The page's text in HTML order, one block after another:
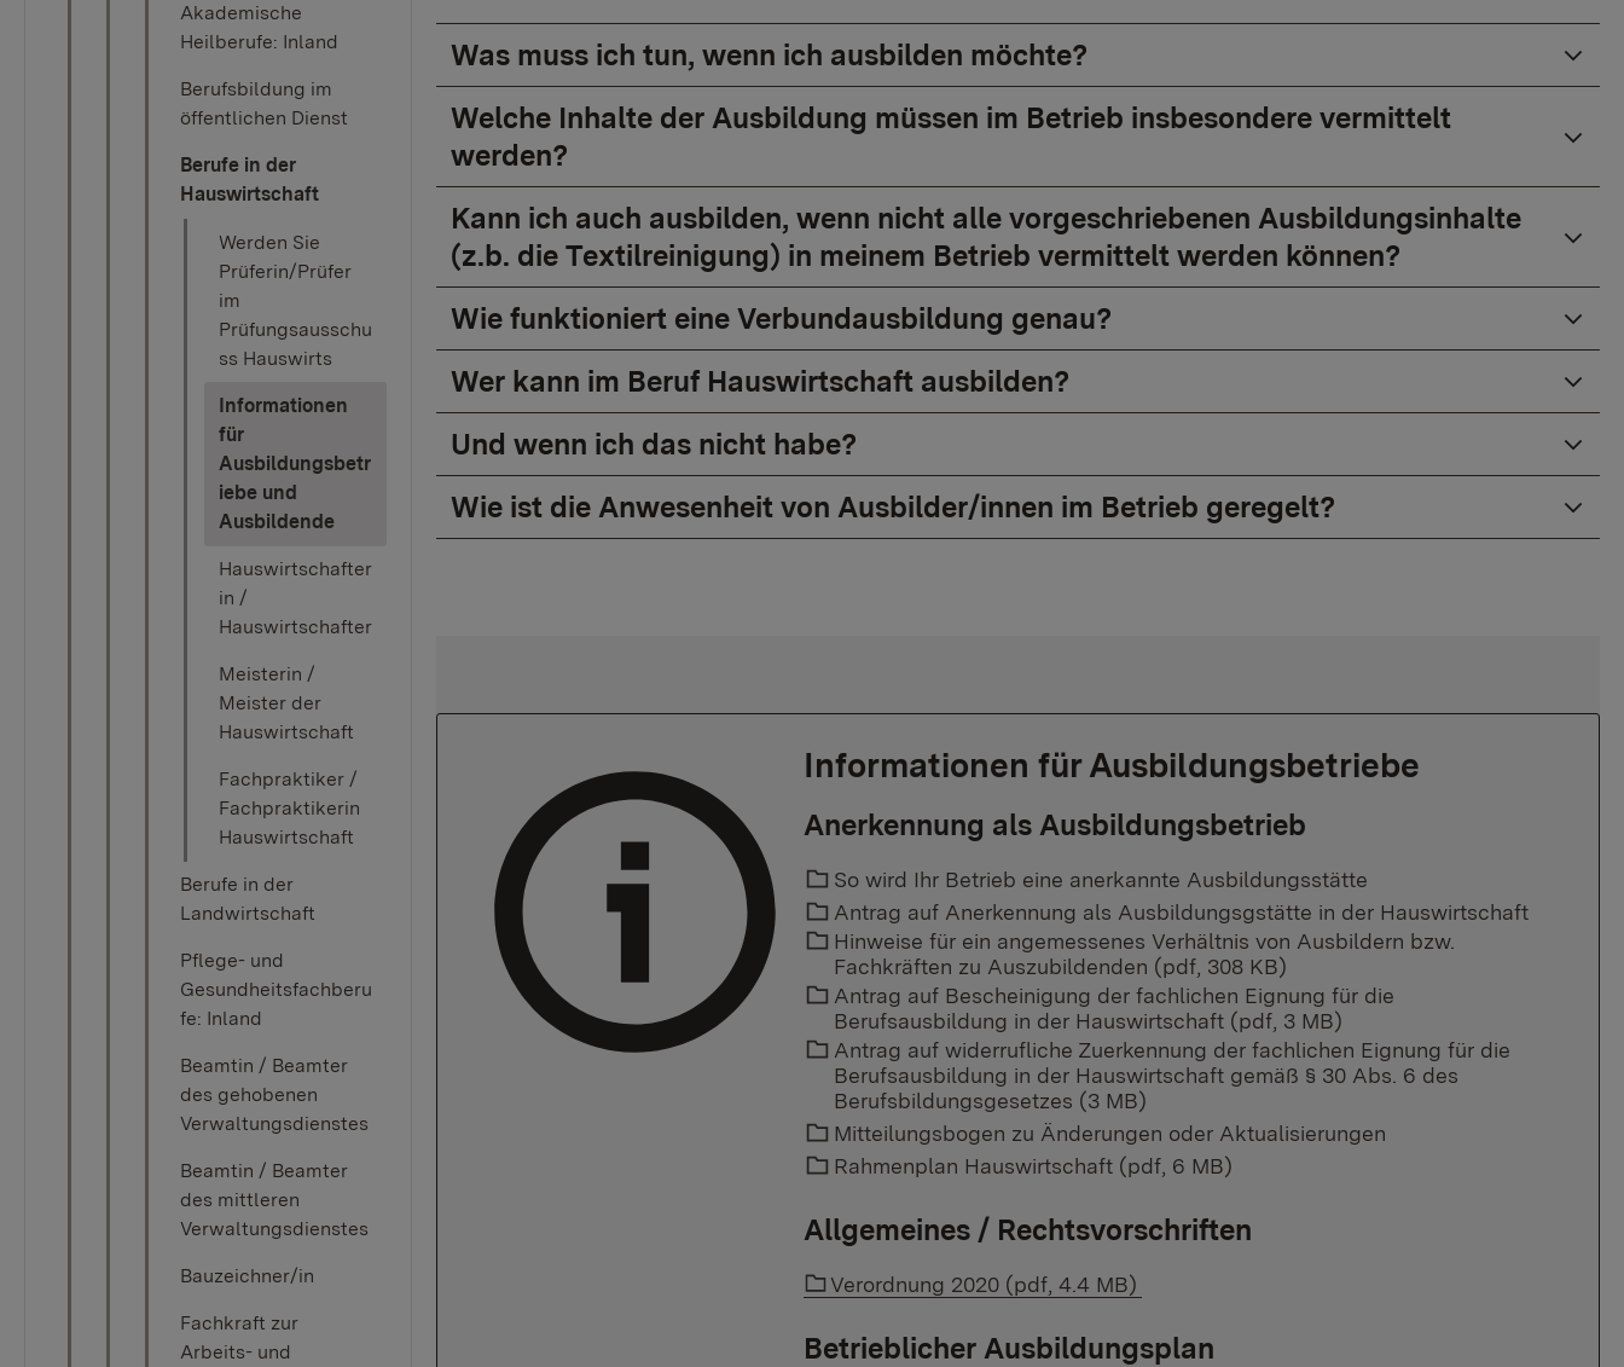
Akademische
Heilberufe: Inland
Berufsbildung im
öffentlichen Dienst
Berufe in der
Hauswirtschaft
Werden Sie
Prüferin/Prüfer
im
Prüfungsausschu
ss Hauswirts
Informationen
für
Ausbildungsbetr
iebe und
Ausbildende(current)
Hauswirtschafter
in /
Hauswirtschafter
Meisterin /
Meister der
Hauswirtschaft
Fachpraktiker /
Fachpraktikerin
Hauswirtschaft
Berufe in der
Landwirtschaft
Pflege- und
Gesundheitsfachberu
fe: Inland
Beamtin / Beamter
des gehobenen
Verwaltungsdienstes
Beamtin / Beamter
des mittleren
Verwaltungsdienstes
Bauzeichner/in
Fachkraft zur
Arbeits- und
Was muss ich tun, wenn ich ausbilden möchte?
Welche Inhalte der Ausbildung müssen im Betrieb insbesondere vermittelt
werden?
Kann ich auch ausbilden, wenn nicht alle vorgeschriebenen Ausbildungsinhalte
(z.b. die Textilreinigung) in meinem Betrieb vermittelt werden können?
Wie funktioniert eine Verbundausbildung genau?
Wer kann im Beruf Hauswirtschaft ausbilden?
Und wenn ich das nicht habe?
Wie ist die Anwesenheit von Ausbilder/innen im Betrieb geregelt?
Informationen für Ausbildungsbetriebe
Anerkennung als Ausbildungsbetrieb
Link auf einen Ordner:
So wird Ihr Betrieb eine anerkannte Ausbildungsstätte
Link auf einen Ordner:
Antrag auf Anerkennung als Ausbildungsgstätte in der Hauswirtschaft
Link auf einen Ordner:
Hinweise für ein angemessenes Verhältnis von Ausbildern bzw.
Fachkräften zu Auszubildenden (pdf, 308 KB)
Link auf einen Ordner:
Antrag auf Bescheinigung der fachlichen Eignung für die
Berufsausbildung in der Hauswirtschaft (pdf, 3 MB)
Link auf einen Ordner:
Antrag auf widerrufliche Zuerkennung der fachlichen Eignung für die
Berufsausbildung in der Hauswirtschaft gemäß § 30 Abs. 6 des
Berufsbildungsgesetzes (3 MB)
Link auf einen Ordner:
Mitteilungsbogen zu Änderungen oder Aktualisierungen
Link auf einen Ordner:
Rahmenplan Hauswirtschaft (pdf, 6 MB)
Allgemeines / Rechtsvorschriften
Link auf einen Ordner:
Verordnung 2020 (pdf, 4.4 MB)
Betrieblicher Ausbildungsplan